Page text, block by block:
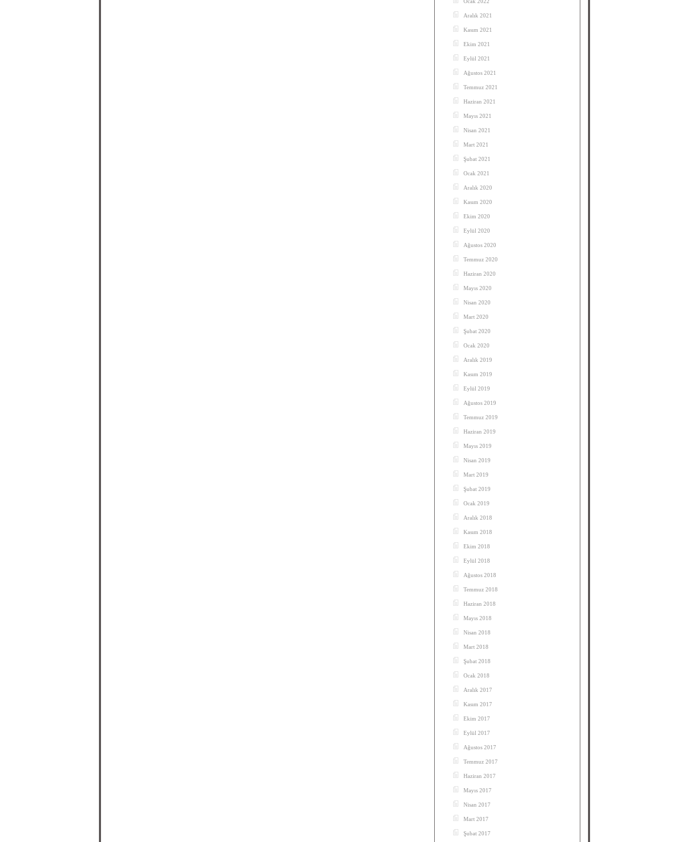
Aralık 2021
Kasım 2021
Ekim 2021
Eylül 2021
Ağustos 2021
Temmuz 2021
Haziran 2021
Mayıs 2021
Nisan 2021
Mart 2021
Şubat 2021
Ocak 2021
Aralık 2020
Kasım 2020
Ekim 2020
Eylül 2020
Ağustos 2020
Temmuz 2020
Haziran 2020
Mayıs 2020
Nisan 2020
Mart 2020
Şubat 2020
Ocak 2020
Aralık 2019
Kasım 2019
Eylül 2019
Ağustos 2019
Temmuz 2019
Haziran 2019
Mayıs 2019
Nisan 2019
Mart 2019
Şubat 2019
Ocak 2019
Aralık 2018
Kasım 2018
Ekim 2018
Eylül 2018
Ağustos 2018
Temmuz 2018
Haziran 2018
Mayıs 2018
Nisan 2018
Mart 2018
Şubat 2018
Ocak 2018
Aralık 2017
Kasım 2017
Ekim 2017
Eylül 2017
Ağustos 2017
Temmuz 2017
Haziran 2017
Mayıs 2017
Nisan 2017
Mart 2017
Şubat 2017